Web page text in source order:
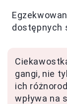
dostępnych
gangi, nie
ich
wpływa na